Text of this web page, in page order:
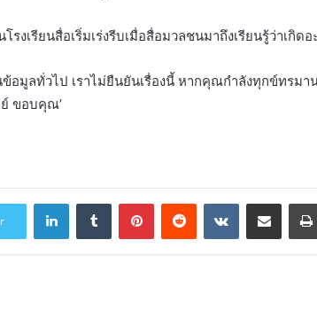
รงเรียนสื่อเริ่มเร่งรีบเมื่อสื่อมวลชนมาถึงเรียนรู้ว่าเกิด
อมูลทั่วไป เราไม่ยืนยันเรื่องนี้ หากคุณกำลังทุกข์ทรม
ขอบคุณ’
LinkedInTumblr PinterestReddit VKontakteShare via Email